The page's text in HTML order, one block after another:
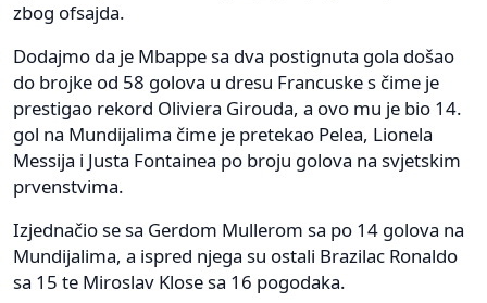
zbog ofsajda.
Dodajmo da je Mbappe sa dva postignuta gola došao
do brojke od 58 golova u dresu Francuske s čime je
prestigao rekord Oliviera Girouda, a ovo mu je bio 14.
gol na Mundijalima čime je pretekao Pelea, Lionela
Messija i Justa Fontainea po broju golova na svjetskim
prvenstvima.
Izjednačio se sa Gerdom Mullerom sa po 14 golova na
Mundijalima, a ispred njega su ostali Brazilac Ronaldo
sa 15 te Miroslav Klose sa 16 pogodaka.